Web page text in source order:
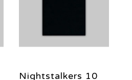
Nightstalkers 10